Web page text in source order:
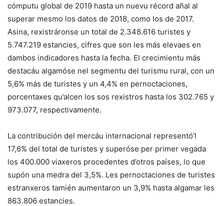
cómputu global de 2019 hasta un nuevu récord añal al
superar mesmo los datos de 2018, como los de 2017.
Asina, rexistráronse un total de 2.348.616 turistes y
5.747.219 estancies, cifres que son les más elevaes en
dambos indicadores hasta la fecha. El crecimientu más
destacáu algamóse nel segmentu del turismu rural, con un
5,6% más de turistes y un 4,4% en pernoctaciones,
porcentaxes qu’alcen los sos rexistros hasta los 302.765 y
973.077, respectivamente.
La contribución del mercáu internacional representó’l
17,6% del total de turistes y superóse per primer vegada
los 400.000 viaxeros procedentes d’otros países, lo que
supón una medra del 3,5%. Les pernoctaciones de turistes
estranxeros tamién aumentaron un 3,9% hasta algamar les
863.806 estancies.